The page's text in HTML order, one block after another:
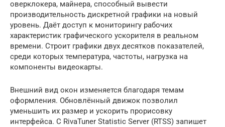
оверклокера, майнера, способный вывести
производительность дискретной графики на новый
уровень. Даёт доступ к мониторингу рабочих
характеристик графического ускорителя в реальном
времени. Строит графики двух десятков показателей,
среди которых температура, частоты, нагрузка на
компоненты видеокарты.
Внешний вид окон изменяется благодаря темам
оформления. Обновлённый движок позволил
уменьшить их размер и ускорить прорисовку
интерфейса. С RivaTuner Statistic Server (RTSS) запишет